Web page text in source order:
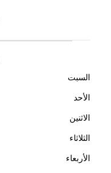
السبت
الأحد
الاثنين
الثلاثاء
الأربعاء